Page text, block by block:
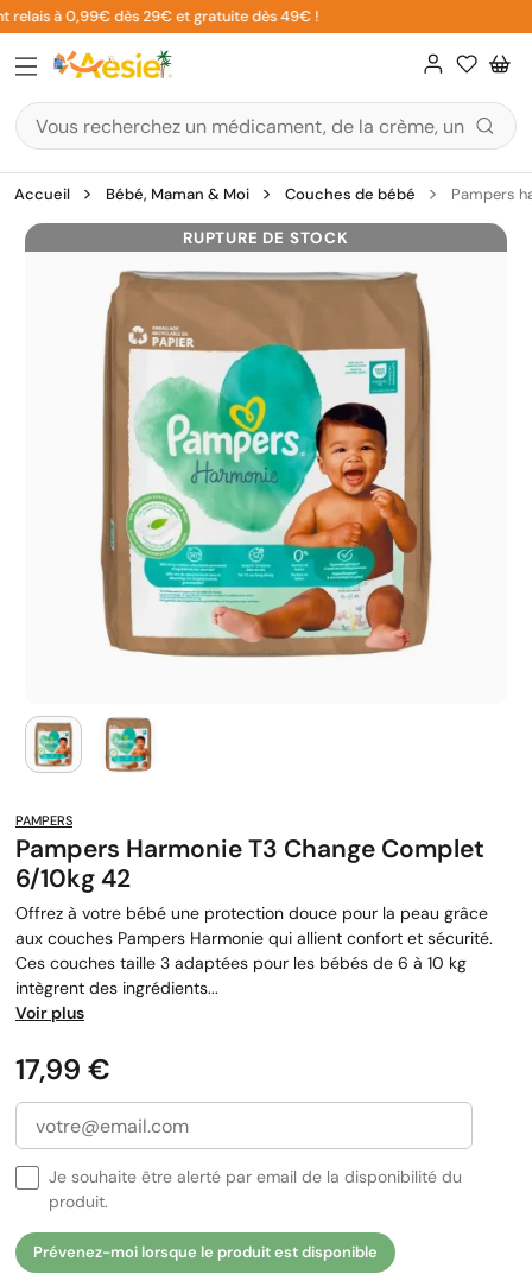
Aller
au
contenu
à 0,99€ dès 29€ et gratuite dès 49€ !
Accueil Bébé, Maman & Moi Couches de bébé Pampers
RUPTURE DE STOCK
PAMPERS
Pampers Harmonie T3 Change Complet
6/10kg 42
Offrez à votre bébé une protection douce pour la peau grâce
aux couches Pampers Harmonie qui allient confort et sécurité.
Ces couches taille 3 adaptées pour les bébés de 6 à 10 kg
intègrent des ingrédients...
Voir plus
Prix
17,99 €
Je souhaite être alerté par email de la disponibilité du
produit.
Prévenez-moi lorsque le produit est disponible